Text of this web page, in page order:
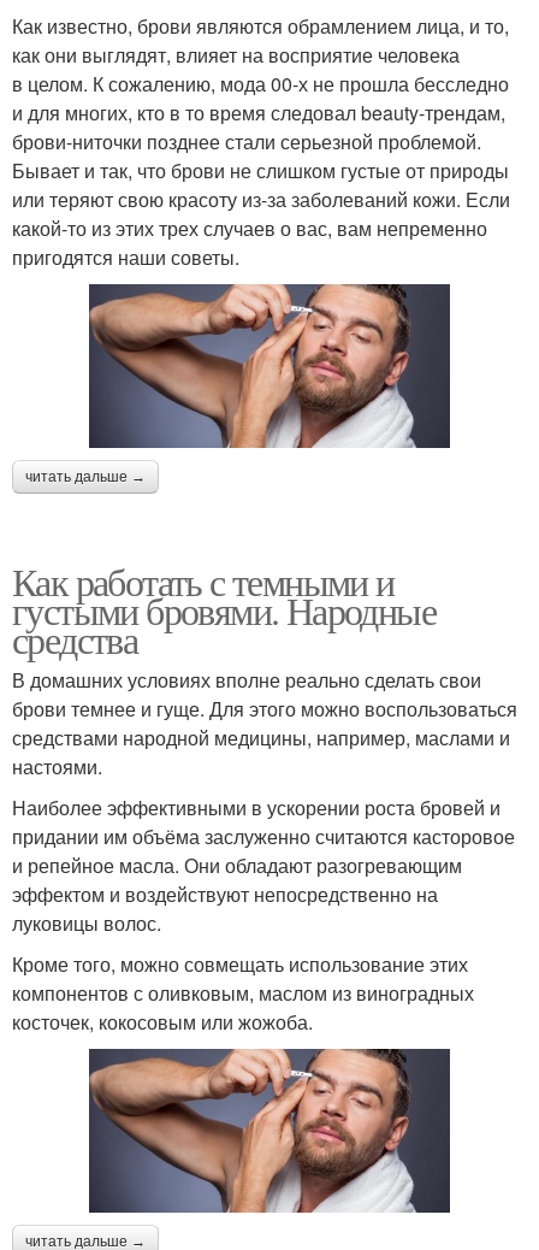
Как известно, брови являются обрамлением лица, и то,
как они выглядят, влияет на восприятие человека
в целом. К сожалению, мода 00-х не прошла бесследно
и для многих, кто в то время следовал beauty-трендам,
брови-ниточки позднее стали серьезной проблемой.
Бывает и так, что брови не слишком густые от природы
или теряют свою красоту из-за заболеваний кожи. Если
какой-то из этих трех случаев о вас, вам непременно
пригодятся наши советы.
читать дальше →
Как работать с темными и
густыми бровями. Народные
средства
В домашних условиях вполне реально сделать свои
брови темнее и гуще. Для этого можно воспользоваться
средствами народной медицины, например, маслами и
настоями.
Наиболее эффективными в ускорении роста бровей и
придании им объёма заслуженно считаются касторовое
и репейное масла. Они обладают разогревающим
эффектом и воздействуют непосредственно на
луковицы волос.
Кроме того, можно совмещать использование этих
компонентов с оливковым, маслом из виноградных
косточек, кокосовым или жожоба.
читать дальше →